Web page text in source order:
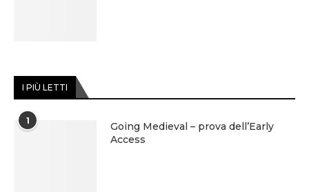
I PIÙ LETTI
1
Going Medieval – prova dell’Early
Access